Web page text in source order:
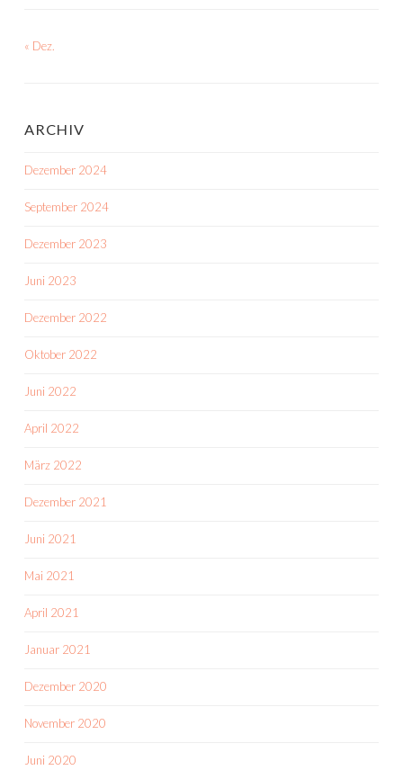
« Dez.
ARCHIV
Dezember 2024
September 2024
Dezember 2023
Juni 2023
Dezember 2022
Oktober 2022
Juni 2022
April 2022
März 2022
Dezember 2021
Juni 2021
Mai 2021
April 2021
Januar 2021
Dezember 2020
November 2020
Juni 2020